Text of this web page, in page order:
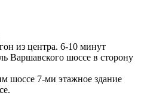
из центра. 6-10 минут
Варшавского шоссе в сторону
шоссе 7-ми этажное здание